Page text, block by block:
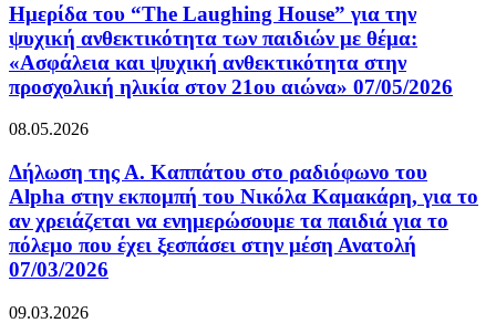
Ημερίδα του “The Laughing House” για την
ψυχική ανθεκτικότητα των παιδιών με θέμα:
«Ασφάλεια και ψυχική ανθεκτικότητα στην
προσχολική ηλικία στον 21ου αιώνα» 07/05/2026
08.05.2026
Δήλωση της Α. Καππάτου στο ραδιόφωνο του
Alpha στην εκπομπή του Νικόλα Καμακάρη, για το
αν χρειάζεται να ενημερώσουμε τα παιδιά για το
πόλεμο που έχει ξεσπάσει στην μέση Ανατολή
07/03/2026
09.03.2026